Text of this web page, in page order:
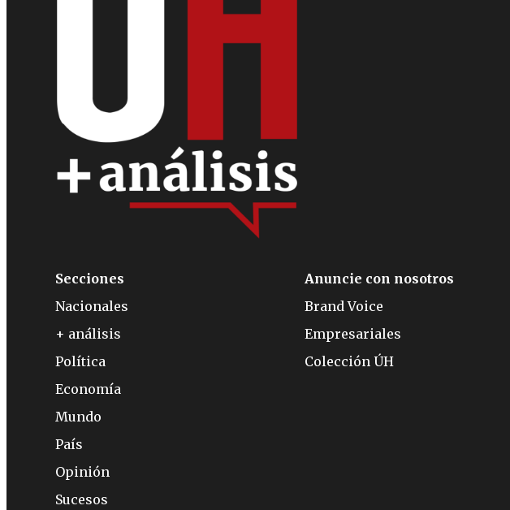
Secciones
Nacionales
+ análisis
Política
Economía
Mundo
País
Opinión
Sucesos
Anuncie con nosotros
Brand Voice
Empresariales
Colección ÚH